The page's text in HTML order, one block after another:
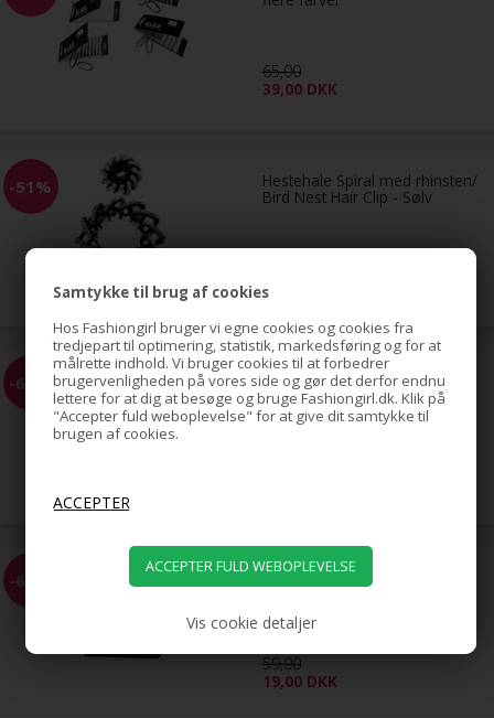
Samtykke til brug af cookies
Hos Fashiongirl bruger vi egne cookies og cookies fra
tredjepart til optimering, statistik, markedsføring og for at
målrette indhold. Vi bruger cookies til at forbedrer
brugervenligheden på vores side og gør det derfor endnu
lettere for at dig at besøge og bruge Fashiongirl.dk. Klik på
"Accepter fuld weboplevelse" for at give dit samtykke til
brugen af cookies.
Vis cookie detaljer
65,00
39,00 DKK
-51% Hestehale Spiral med rhinsten/
Bird Nest Hair Clip - Sølv
39,00
-68% EZ Combs elastisk hårkam -
Sort
-68% EZ Combs elastisk hårkam -
Sølv
59,00
19,00 DKK